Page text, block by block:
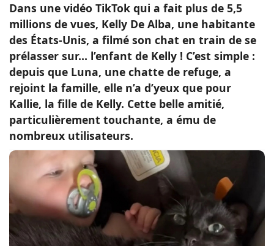
Emotion
Tops
Sauvetages
Conso
Dans une vidéo TikTok qui a fait plus de 5,5
millions de vues, Kelly De Alba, une habitante
des États-Unis, a filmé son chat en train de se
prélasser sur… l’enfant de Kelly ! C’est simple :
depuis que Luna, une chatte de refuge, a
rejoint la famille, elle n’a d’yeux que pour
Kallie, la fille de Kelly. Cette belle amitié,
particulièrement touchante, a ému de
nombreux utilisateurs.